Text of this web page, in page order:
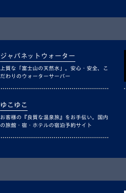
ジャパネットウォーター
上質な「富士山の天然水」。安心・安全、こ
だわりのウォーターサーバー
ゆこゆこ
お客様の『良質な温泉旅』をお手伝い。国内
の旅館・宿・ホテルの宿泊予約サイト